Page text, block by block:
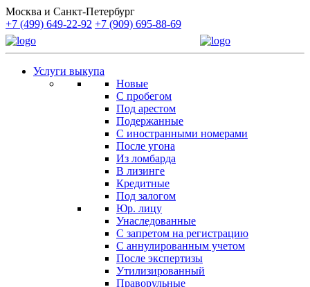
Москва и Санкт-Петербург
+7 (499) 649-22-92 +7 (909) 695-88-69
Услуги выкупа
Новые
С пробегом
Под арестом
Подержанные
С иностранными номерами
После угона
Из ломбарда
В лизинге
Кредитные
Под залогом
Юр. лицу
Унаследованные
С запретом на регистрацию
С аннулированным учетом
После экспертизы
Утилизированный
Праворульные